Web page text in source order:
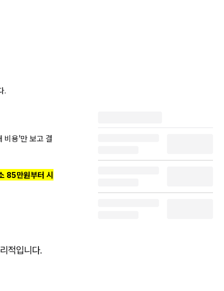
.
비용'만 보고 결
85만원부터 시
적입니다.